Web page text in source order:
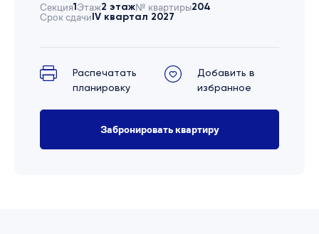
Секция1Этаж2 этаж№ квартиры204
Срок сдачиIV квартал 2027
Распечатать
планировку
Добавить в
избранное
Забронировать квартиру